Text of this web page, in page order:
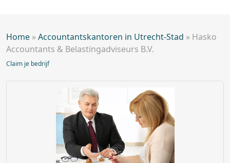
Home »Accountantskantoren in Utrecht-Stad » Hasko
Accountants & Belastingadviseurs B.V.
Claim je bedrijf